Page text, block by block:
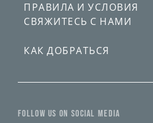
ПРАВИЛА И УСЛОВИЯ
СВЯЖИТЕСЬ С НАМИ
КАК ДОБРАТЬСЯ
FOLLOW US ON SOCIAL MEDIA